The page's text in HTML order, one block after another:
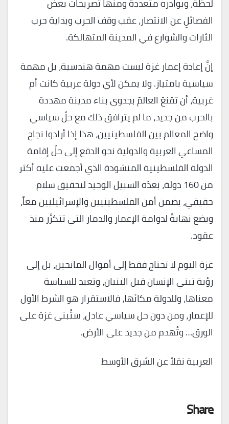
الفصائلِ عن الانتصار، عقب وقف الحرب وبداية حرب
الثارات والشوارع في المدينة المتهالكة.
إنَّ إعادة إعمار غزة ليست مهمة هندسية، بل مهمة
سياسية بامتياز. ولا يمكن لأي دولة عربية كانت أم
غربية، أن تقنعَ العالمَ بجدوى بناء مدينة مهددة
بالحرب من جديد، ما لم يترافق ذلك مع حلّ سياسي
واضح المعالم بين الفلسطينيين، هذا إذا أرادوا نجاح
المساعي العربية والدولية نحو الدفع إلى حلّ إقامة
الدولة الفلسطينية المنشودة الذي أجمعت عليه أكثر
من 160 دولة، بعدّه السبيل الوحيد لتحقيق سلام
حقيقي، يضمن أمن الفلسطينيين والإسرائيليين معاً،
ويضع نهايةً لدوامة الإعمار والدمار التي تتكرَّر منذ
عقود.
غزة اليوم لا تحتاج فقط إلى أموال المانحين، بل إلى
رؤية تبني الإنسان قبل البنيان، وتعيد للسياسة
معناها، وللدولة مكانَها، فالاستقرار هو الشرط الأول
للإعمار، ومن دون حل سياسي عادل، ستُبنى غزة على
الورق… وتُهدم من جديد على الأرض.
العربية نقلاً عن الشرق الأوسط
Share